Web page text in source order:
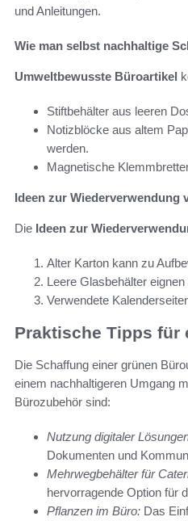
und Anleitungen.
Wie man selbst nachhaltige
Umweltbewusste Büroartikel
Stiftbehälter aus leeren
Notizblöcke aus altem
werden.
Magnetische
Ideen zur Wiederverwendung
Die Ideen zur
Alter Karton kann zu
Leere Glasbehälter
Verwendete
Praktische Tipps für
Die Schaffung einer grünen
einem nachhaltigeren Umgang
Bürozubehör sind:
Nutzung digitaler
Dokumenten und
Mehrwegbehälter für
hervorragende Option für
Pflanzen im Büro: Das